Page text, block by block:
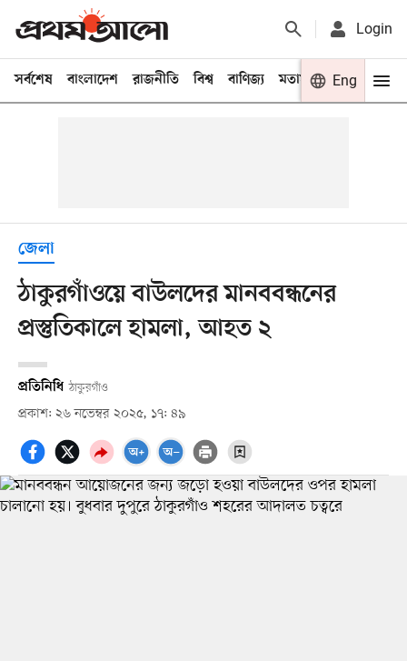
Login
সর্বশেষ বাংলাদেশ রাজনীতি বিশ্ব বাণিজ্য মতামত খেলা
Eng
জেলা
ঠাকুরগাঁওয়ে বাউলদের মানববন্ধনের
প্রস্তুতিকালে হামলা, আহত ২
প্রতিনিধি ঠাকুরগাঁও
প্রকাশ: ২৬ নভেম্বর ২০২৫, ১৭: ৪৯